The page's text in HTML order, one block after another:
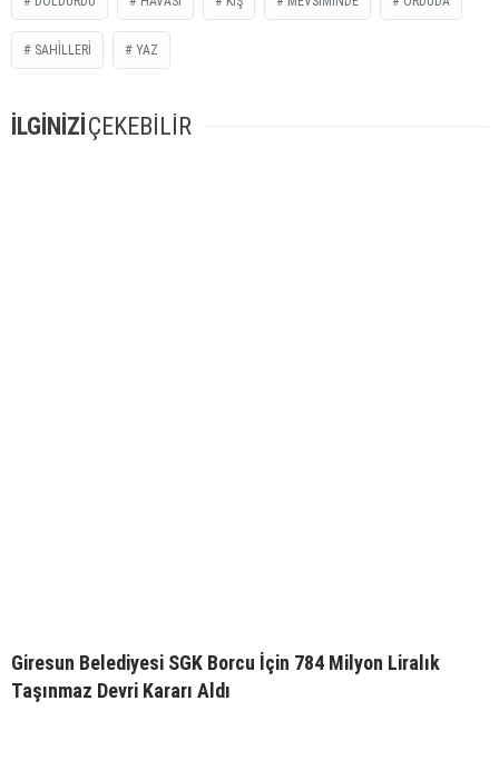
SAHİLLERİ YAZ
İLGİNİZİÇEKEBİLİR
Giresun Belediyesi SGK Borcu İçin 784 Milyon Liralık
Taşınmaz Devri Kararı Aldı